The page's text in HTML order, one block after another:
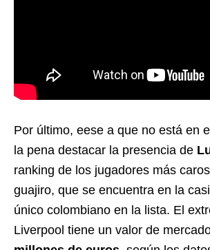
Por último, eese a que no está en
la pena destacar la presencia de
ranking de los jugadores más
guajiro, que se encuentra en la
único colombiano en la lista. El
Liverpool tiene un valor de